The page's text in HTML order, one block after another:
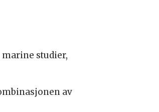
studier,
av